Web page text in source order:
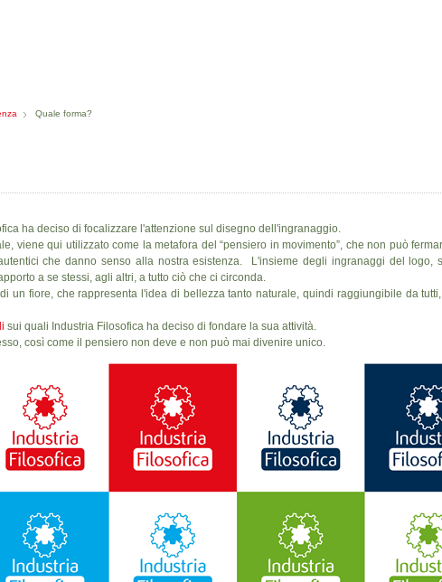
Quale forma?
ha deciso di focalizzare l'attenzione sul disegno dell'ingranaggio.
viene qui utilizzato come la metafora del “pensiero in movimento”, che non può
che danno senso alla nostra esistenza. L'insieme degli ingranaggi del logo,
a se stessi, agli altri, a tutto ciò che ci circonda.
un fiore, che rappresenta l'idea di bellezza tanto naturale, quindi raggiungibile da
sui quali Industria Filosofica ha deciso di fondare la sua attività.
così come il pensiero non deve e non può mai divenire unico.